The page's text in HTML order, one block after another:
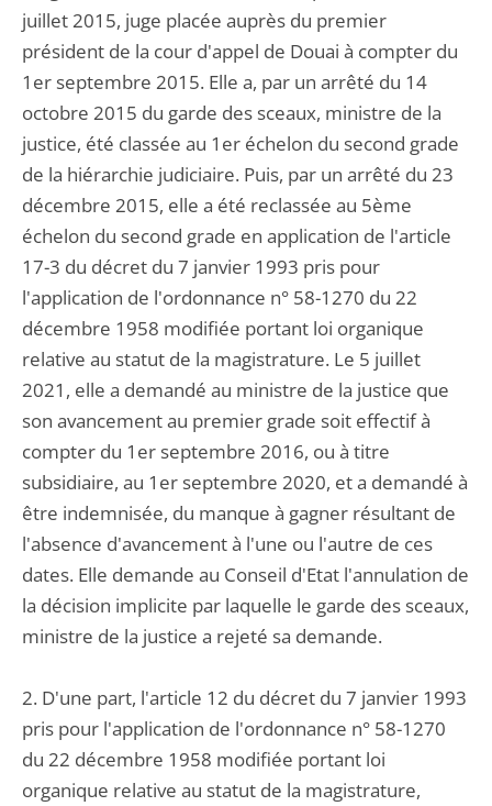
juillet 2015, juge placée auprès du premier
président de la cour d'appel de Douai à compter du
1er septembre 2015. Elle a, par un arrêté du 14
octobre 2015 du garde des sceaux, ministre de la
justice, été classée au 1er échelon du second grade
de la hiérarchie judiciaire. Puis, par un arrêté du 23
décembre 2015, elle a été reclassée au 5ème
échelon du second grade en application de l'article
17-3 du décret du 7 janvier 1993 pris pour
l'application de l'ordonnance n° 58-1270 du 22
décembre 1958 modifiée portant loi organique
relative au statut de la magistrature. Le 5 juillet
2021, elle a demandé au ministre de la justice que
son avancement au premier grade soit effectif à
compter du 1er septembre 2016, ou à titre
subsidiaire, au 1er septembre 2020, et a demandé à
être indemnisée, du manque à gagner résultant de
l'absence d'avancement à l'une ou l'autre de ces
dates. Elle demande au Conseil d'Etat l'annulation de
la décision implicite par laquelle le garde des sceaux,
ministre de la justice a rejeté sa demande.
2. D'une part, l'article 12 du décret du 7 janvier 1993
pris pour l'application de l'ordonnance n° 58-1270
du 22 décembre 1958 modifiée portant loi
organique relative au statut de la magistrature,